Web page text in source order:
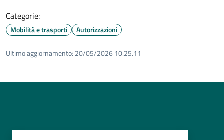
Categorie:
Mobilità e trasporti Autorizzazioni
Ultimo aggiornamento: 20/05/2026 10:25.11